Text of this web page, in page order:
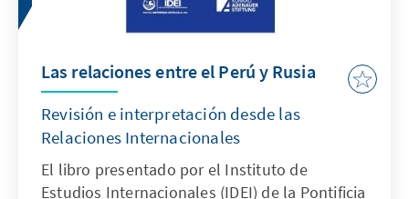
Las relaciones entre el Perú y Rusia
Revisión e interpretación desde las
Relaciones Internacionales
El libro presentado por el Instituto de
Estudios Internacionales (IDEI) de la Pontificia